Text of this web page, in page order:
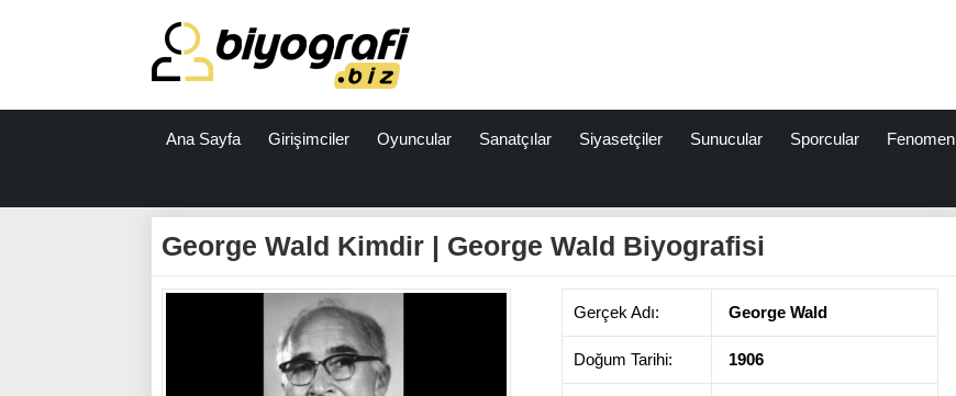
Ana Sayfa Girişimciler Oyuncular Sanatçılar Siyasetçiler Sunucular Sporcular Fenomen
George Wald Kimdir | George Wald Biyografisi
Gerçek Adı: George Wald
Doğum Tarihi: 1906